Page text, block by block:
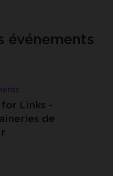
événements
Links -
de
-